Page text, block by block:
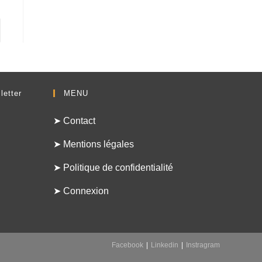
MENU
➤ Contact
➤ Mentions légales
➤ Politique de confidentialité
➤ Connexion
Facebook Linkedin Instragram